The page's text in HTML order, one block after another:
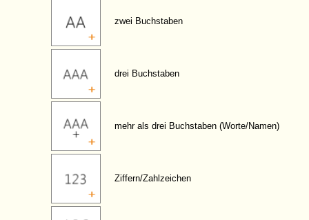
zwei Buchstaben
drei Buchstaben
mehr als drei Buchstaben (Worte/Namen)
Ziffern/Zahlzeichen